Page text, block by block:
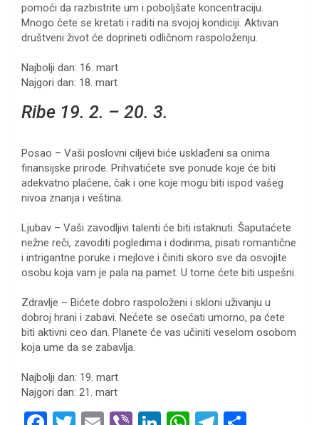
pomoći da razbistrite um i poboljšate koncentraciju.
Mnogo ćete se kretati i raditi na svojoj kondiciji. Aktivan
društveni život će doprineti odličnom raspoloženju.
Najbolji dan: 16. mart
Najgori dan: 18. mart
Ribe 19. 2. – 20. 3.
Posao – Vaši poslovni ciljevi biće usklađeni sa onima
finansijske prirode. Prihvatićete sve ponude koje će biti
adekvatno plaćene, čak i one koje mogu biti ispod vašeg
nivoa znanja i veština.
Ljubav – Vaši zavodljivi talenti će biti istaknuti. Šaputaćete
nežne reči, zavoditi pogledima i dodirima, pisati romantične
i intrigantne poruke i mejlove i činiti skoro sve da osvojite
osobu koja vam je pala na pamet. U tome ćete biti uspešni.
Zdravlje – Bićete dobro raspoloženi i skloni uživanju u
dobroj hrani i zabavi. Nećete se osećati umorno, pa ćete
biti aktivni ceo dan. Planete će vas učiniti veselom osobom
koja ume da se zabavlja.
Najbolji dan: 19. mart
Najgori dan: 21. mart